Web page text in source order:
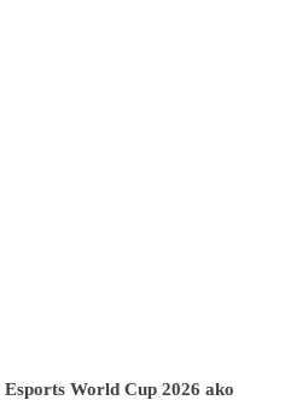
World Cup 2026 ako